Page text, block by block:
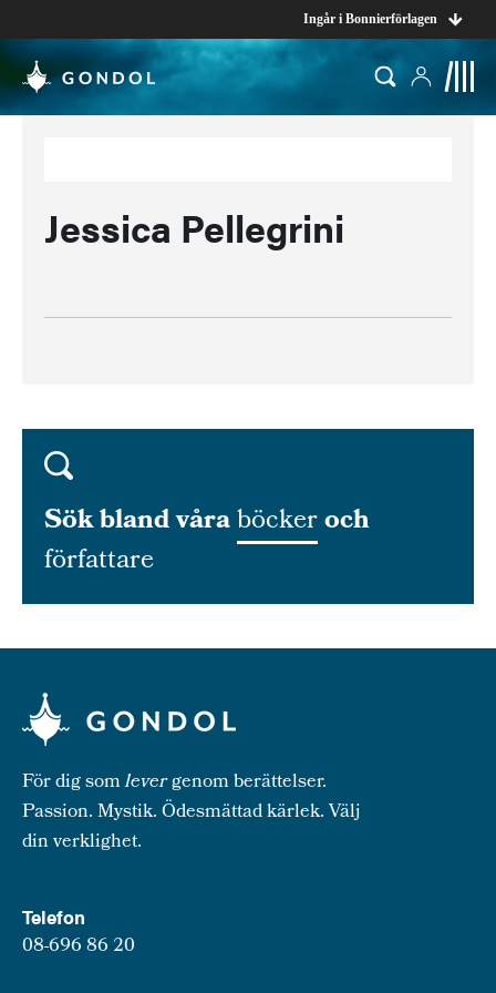
Ingår i Bonnierförlagen
Jessica Pellegrini
Sök bland våraböckeroch
författare
För dig somlevergenom berättelser.
Passion. Mystik. Ödesmättad kärlek. Välj
din verklighet.
Telefon
08-696 86 20